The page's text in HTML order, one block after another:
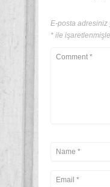
E-posta adresiniz
* ile